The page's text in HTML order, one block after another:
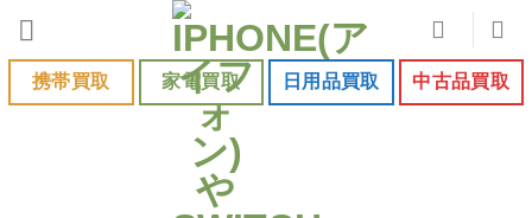
content携帯買取 家電買取 日用品買取 中古品買取